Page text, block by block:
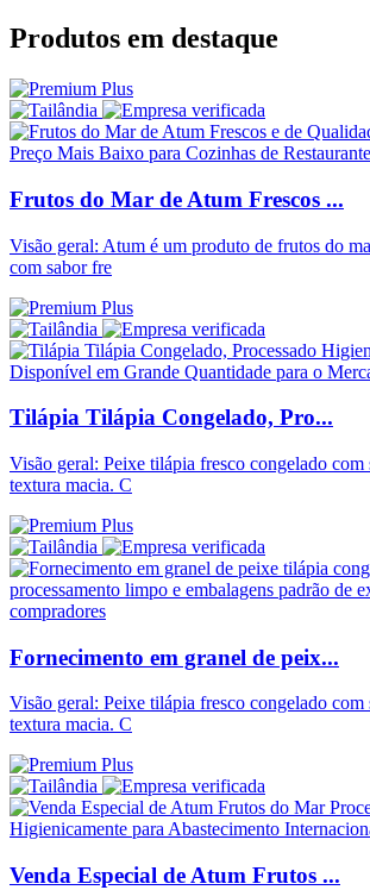
Produtos em destaque
Frutos do Mar de Atum Frescos ...
Visão geral: Atum é um produto de frutos do
com sabor fre
Tilápia Tilápia Congelado, Pro...
Visão geral: Peixe tilápia fresco congelado com
textura macia. C
Fornecimento em granel de peix...
Visão geral: Peixe tilápia fresco congelado com
textura macia. C
Venda Especial de Atum Frutos ...